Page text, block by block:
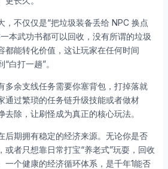
，不仅仅是“把垃圾装备丢给 NPC 换点
本武功书都可以回收，没有所谓的垃圾
都能转化价值，这让玩家在任何时间
白打一趟”。
多余支线任务需要你塞背包，打掉落就
通过繁琐的任务链升级技能或者做材
除，让刷怪成为真正的核心玩法。
后期拥有稳定的经济来源。无论你是否
或者只想靠日常打宝“养老式”玩耍，回收
一个健康的经济循环体系，是千年1能否